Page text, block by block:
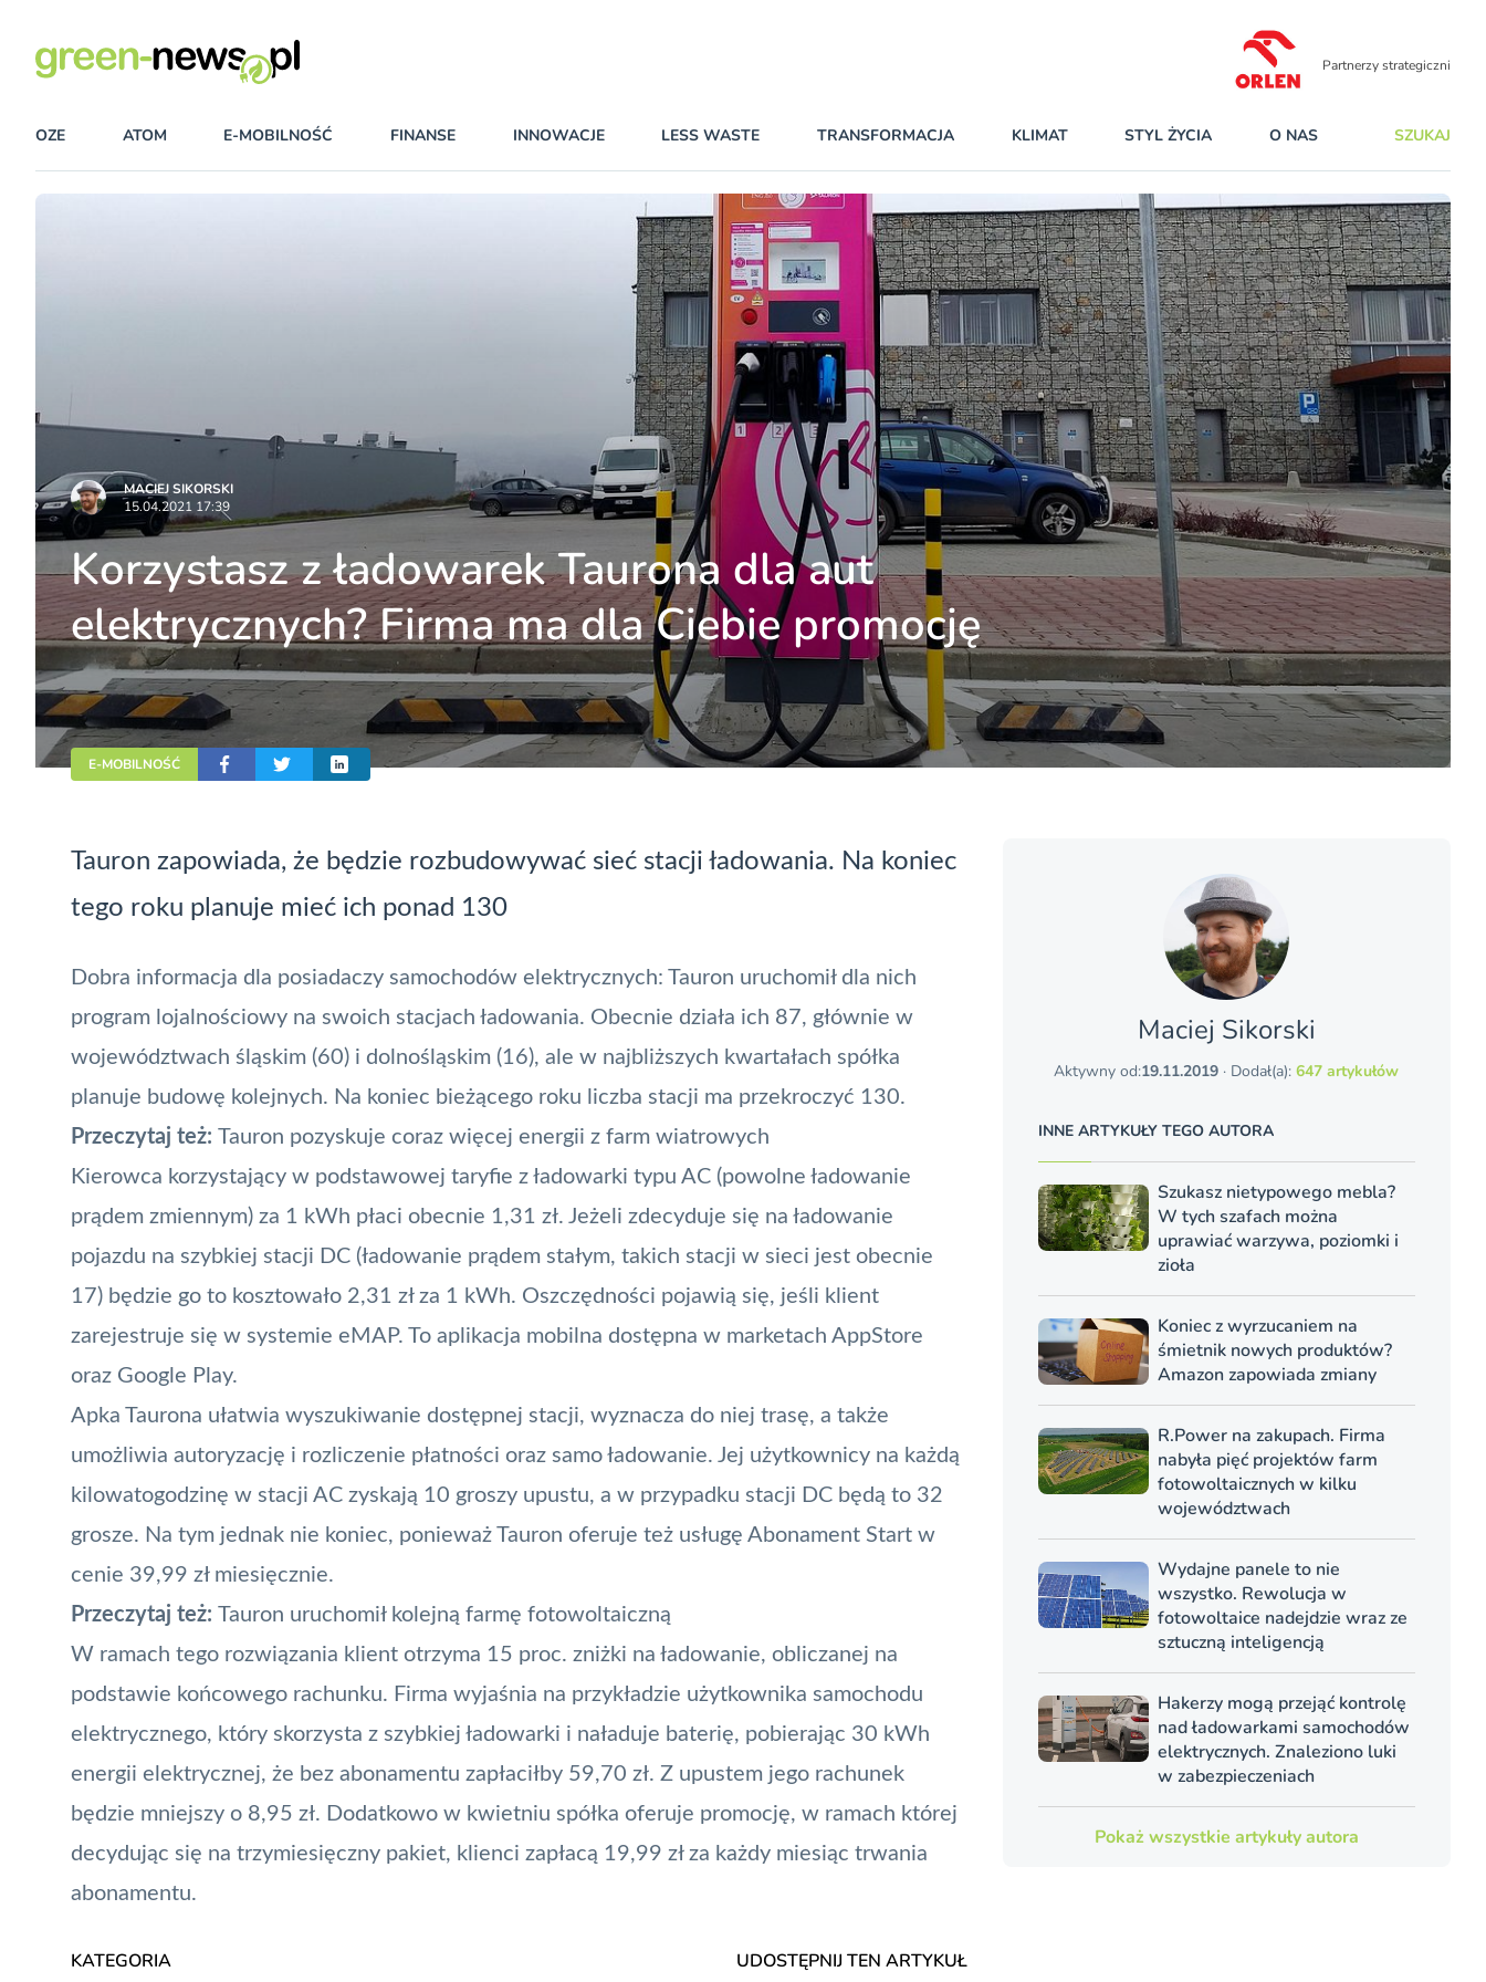
Partnerzy strategiczni
OZE ATOM E-MOBILNOŚĆ FINANSE INNOWACJE LESS WASTE TRANSFORMACJA KLIMAT STYL ŻYCIA O NAS SZUKAJ
MACIEJ SIKORSKI
15.04.2021 17:39
Korzystasz z ładowarek Taurona dla aut
elektrycznych? Firma ma dla Ciebie promocję
E-MOBILNOŚĆ
Tauron zapowiada, że będzie rozbudowywać sieć stacji ładowania. Na koniec
tego roku planuje mieć ich ponad 130
Dobra informacja dla posiadaczy samochodów elektrycznych: Tauron uruchomił dla nich
program lojalnościowy na swoich stacjach ładowania. Obecnie działa ich 87, głównie w
województwach śląskim (60) i dolnośląskim (16), ale w najbliższych kwartałach spółka
planuje budowę kolejnych. Na koniec bieżącego roku liczba stacji ma przekroczyć 130.
Przeczytaj też: Tauron pozyskuje coraz więcej energii z farm wiatrowych
Kierowca korzystający w podstawowej taryfie z ładowarki typu AC (powolne ładowanie
prądem zmiennym) za 1 kWh płaci obecnie 1,31 zł. Jeżeli zdecyduje się na ładowanie
pojazdu na szybkiej stacji DC (ładowanie prądem stałym, takich stacji w sieci jest obecnie
17) będzie go to kosztowało 2,31 zł za 1 kWh. Oszczędności pojawią się, jeśli klient
zarejestruje się w systemie eMAP. To aplikacja mobilna dostępna w marketach AppStore
oraz Google Play.
Apka Taurona ułatwia wyszukiwanie dostępnej stacji, wyznacza do niej trasę, a także
umożliwia autoryzację i rozliczenie płatności oraz samo ładowanie. Jej użytkownicy na każdą
kilowatogodzinę w stacji AC zyskają 10 groszy upustu, a w przypadku stacji DC będą to 32
grosze. Na tym jednak nie koniec, ponieważ Tauron oferuje też usługę Abonament Start w
cenie 39,99 zł miesięcznie.
Przeczytaj też: Tauron uruchomił kolejną farmę fotowoltaiczną
W ramach tego rozwiązania klient otrzyma 15 proc. zniżki na ładowanie, obliczanej na
podstawie końcowego rachunku. Firma wyjaśnia na przykładzie użytkownika samochodu
elektrycznego, który skorzysta z szybkiej ładowarki i naładuje baterię, pobierając 30 kWh
energii elektrycznej, że bez abonamentu zapłaciłby 59,70 zł. Z upustem jego rachunek
będzie mniejszy o 8,95 zł. Dodatkowo w kwietniu spółka oferuje promocję, w ramach której
decydując się na trzymiesięczny pakiet, klienci zapłacą 19,99 zł za każdy miesiąc trwania
abonamentu.
KATEGORIA UDOSTĘPNIJ TEN ARTYKUŁ
Maciej Sikorski
Aktywny od:19.11.2019 · Dodał(a):647 artykułów
INNE ARTYKUŁY TEGO AUTORA
Szukasz nietypowego mebla?
W tych szafach można
uprawiać warzywa, poziomki i
zioła
Koniec z wyrzucaniem na
śmietnik nowych produktów?
Amazon zapowiada zmiany
R.Power na zakupach. Firma
nabyła pięć projektów farm
fotowoltaicznych w kilku
województwach
Wydajne panele to nie
wszystko. Rewolucja w
fotowoltaice nadejdzie wraz ze
sztuczną inteligencją
Hakerzy mogą przejąć kontrolę
nad ładowarkami samochodów
elektrycznych. Znaleziono luki
w zabezpieczeniach
Pokaż wszystkie artykuły autora